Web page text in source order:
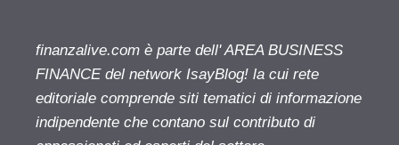
finanzalive.com è parte dell' AREA BUSINESS
FINANCE del network IsayBlog! la cui rete
editoriale comprende siti tematici di informazione
indipendente che contano sul contributo di